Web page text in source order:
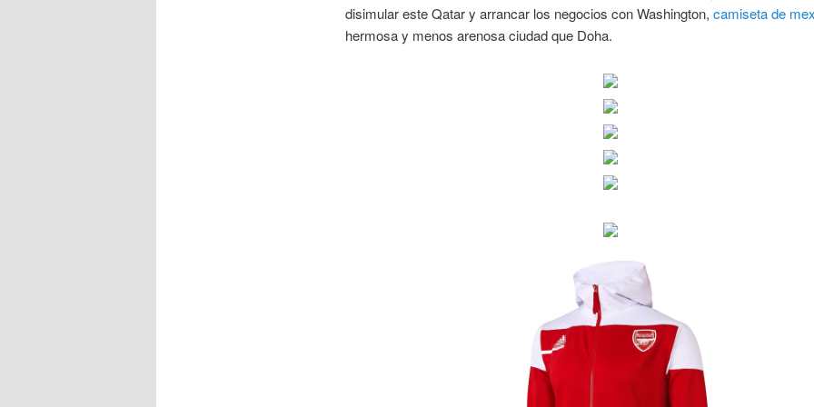
disimular este Qatar y arrancar los negocios con Washington, camiseta de
hermosa y menos arenosa ciudad que Doha.